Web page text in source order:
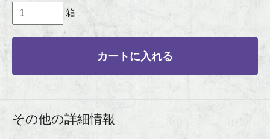
箱
カートに入れる
その他の詳細情報